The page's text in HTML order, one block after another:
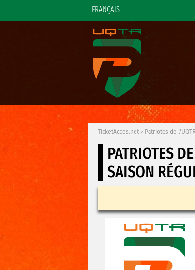
FRANÇAIS
TicketAcces.net > Patriotes de l'UQTR
PATRIOTES
SAISON